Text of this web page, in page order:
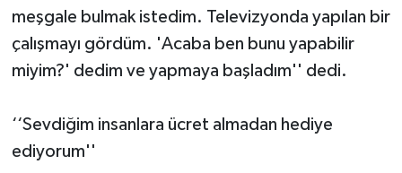
meşgale bulmak istedim. Televizyonda yapılan bir
çalışmayı gördüm. 'Acaba ben bunu yapabilir
miyim?' dedim ve yapmaya başladım'' dedi.
‘‘Sevdiğim insanlara ücret almadan hediye
ediyorum''